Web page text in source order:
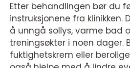
Etter behandlingen bør du
instruksjonene fra klinikken.
å unngå sollys, varme bad
treningsøkter i noen dager.
fuktighetskrem eller